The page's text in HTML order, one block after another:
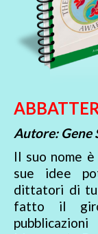
Autore: Gene
Il suo nome
sue idee
dittatori di
fatto il